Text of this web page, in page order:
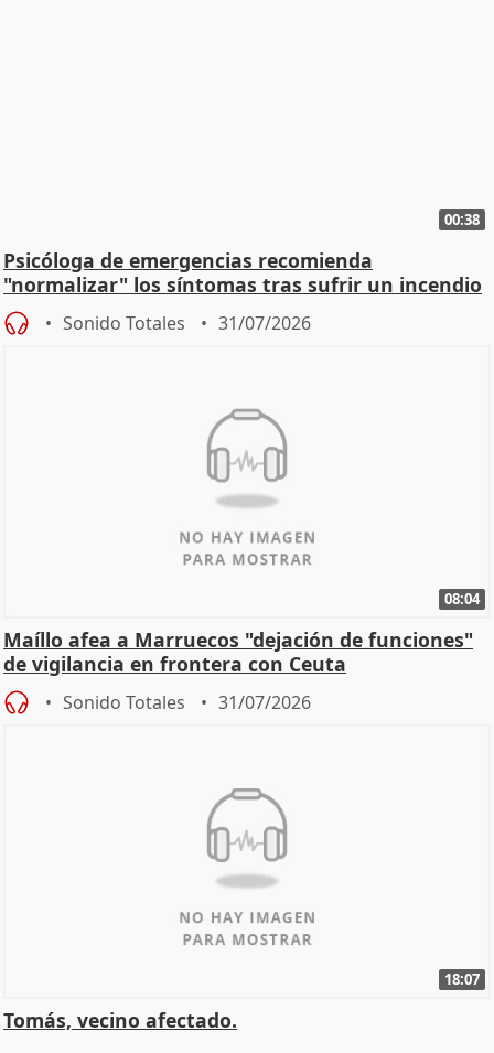
00:38
Psicóloga de emergencias recomienda
"normalizar" los síntomas tras sufrir un incendio
Sonido Totales 31/07/2026
08:04
Maíllo afea a Marruecos "dejación de funciones"
de vigilancia en frontera con Ceuta
Sonido Totales 31/07/2026
18:07
Tomás, vecino afectado.